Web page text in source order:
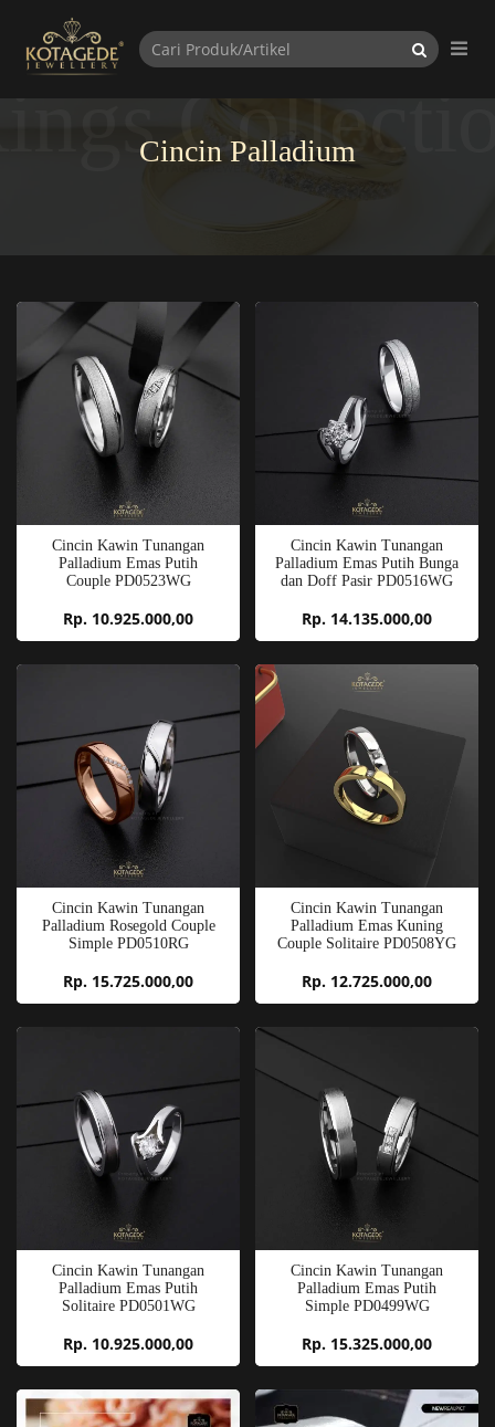
Cincin Palladium
Cincin Kawin Tunangan
Palladium Emas Putih
Couple PD0523WG
Rp. 10.925.000,00
Cincin Kawin Tunangan
Palladium Emas Putih Bunga
dan Doff Pasir PD0516WG
Rp. 14.135.000,00
Cincin Kawin Tunangan
Palladium Rosegold Couple
Simple PD0510RG
Rp. 15.725.000,00
Cincin Kawin Tunangan
Palladium Emas Kuning
Couple Solitaire PD0508YG
Rp. 12.725.000,00
Cincin Kawin Tunangan
Palladium Emas Putih
Solitaire PD0501WG
Rp. 10.925.000,00
Cincin Kawin Tunangan
Palladium Emas Putih
Simple PD0499WG
Rp. 15.325.000,00